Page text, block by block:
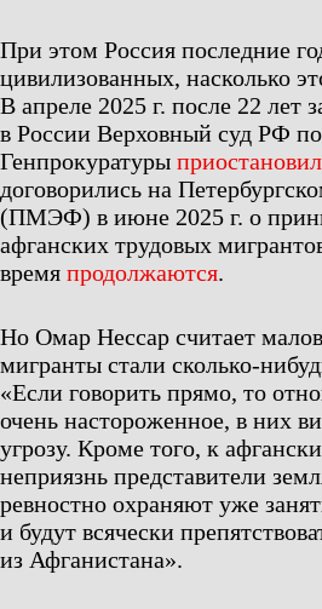
При этом Россия последние
цивилизованных, насколько
В апреле 2025 г. после 22 лет
в России Верховный суд РФ
Генпрокуратуры приостановил
договорились на
(ПМЭФ) в июне 2025 г. о
афганских трудовых
время продолжаются.
Но Омар Нессар считает
мигранты стали сколько-
«Если говорить прямо, то
очень настороженное, в них
угрозу. Кроме того, к
неприязнь представители
ревностно охраняют уже
и будут всячески
из Афганистана».